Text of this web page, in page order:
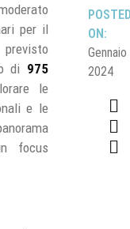
per il
di 975
le
e le
focus
ON:
Gennaio
2024